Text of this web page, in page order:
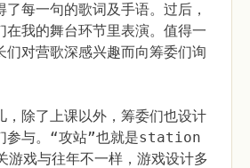
每一句的歌词及手语。过后，
在我的舞台环节里表演。值得一
们对营歌深感兴趣而向筹委们询
，除了上课以外，筹委们也设计
参与。“攻站”也就是station
游戏与往年不一样，游戏设计多